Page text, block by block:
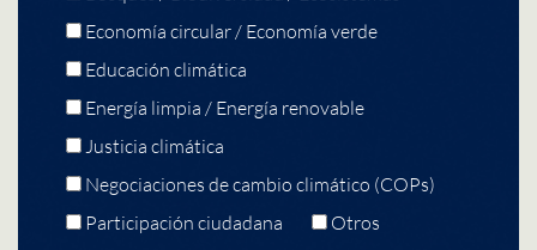
Economía circular / Economía verde
Educación climática
Energía limpia / Energía renovable
Justicia climática
Negociaciones de cambio climático (COPs)
Participación ciudadana
Otros